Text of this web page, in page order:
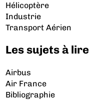
Hélicoptère
Industrie
Transport Aérien
Les sujets à lire
Airbus
Air France
Bibliographie